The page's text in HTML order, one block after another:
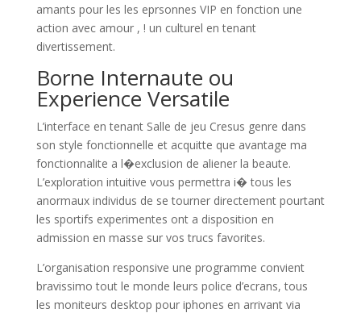
amants pour les les eprsonnes VIP en fonction une
action avec amour , ! un culturel en tenant
divertissement.
Borne Internaute ou
Experience Versatile
L’interface en tenant Salle de jeu Cresus genre dans
son style fonctionnelle et acquitte que avantage ma
fonctionnalite a l�exclusion de aliener la beaute.
L’exploration intuitive vous permettra i� tous les
anormaux individus de se tourner directement pourtant
les sportifs experimentes ont a disposition en
admission en masse sur vos trucs favorites.
L’organisation responsive une programme convient
bravissimo tout le monde leurs police d’ecrans, tous
les moniteurs desktop pour iphones en arrivant via